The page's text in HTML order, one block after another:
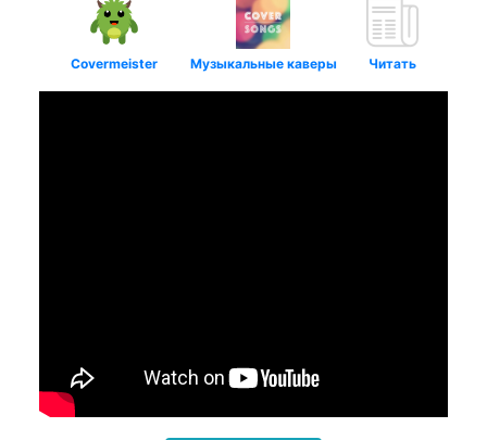
Covermeister Музыкальные каверы Читать